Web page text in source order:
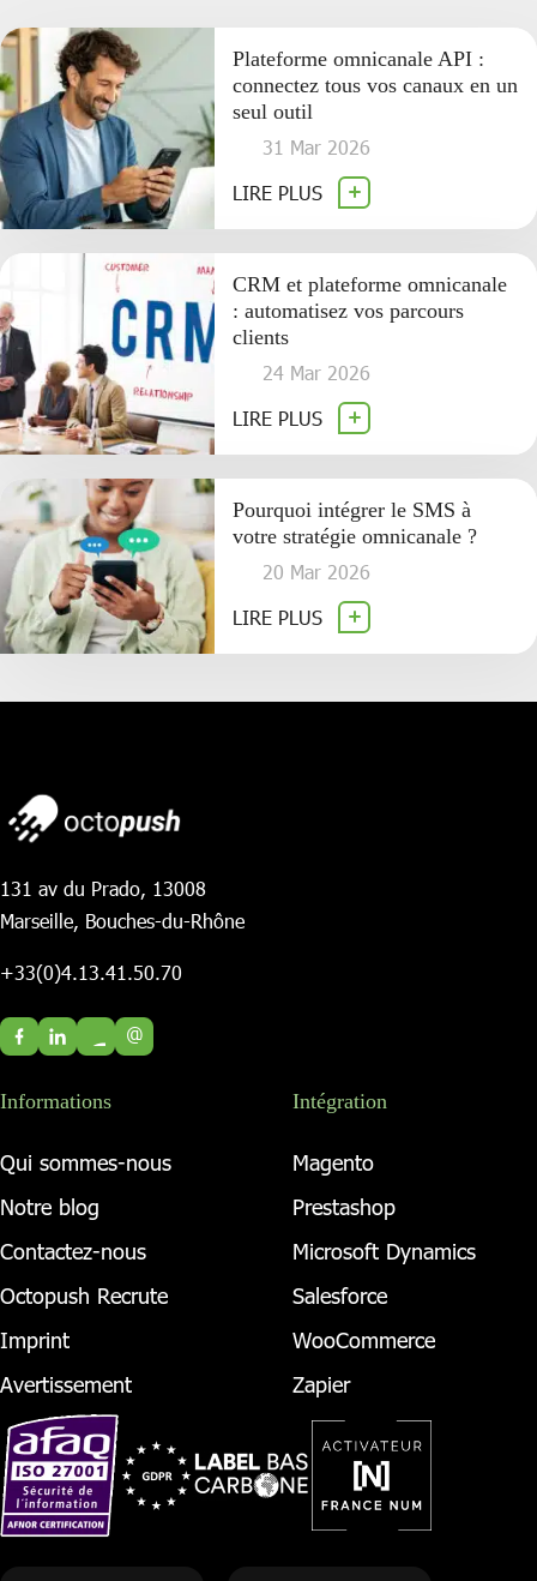
Plateforme omnicanale API :
connectez tous vos canaux en un
seul outil
31 Mar 2026
LIRE PLUS
CRM et plateforme omnicanale
: automatisez vos parcours
clients
24 Mar 2026
LIRE PLUS
Pourquoi intégrer le SMS à
votre stratégie omnicanale ?
20 Mar 2026
LIRE PLUS
131 av du Prado, 13008
Marseille, Bouches-du-Rhône
+33(0)4.13.41.50.70
@
Informations
Qui sommes-nous
Notre blog
Contactez-nous
Octopush Recrute
Imprint
Avertissement
Intégration
Magento
Prestashop
Microsoft Dynamics
Salesforce
WooCommerce
Zapier